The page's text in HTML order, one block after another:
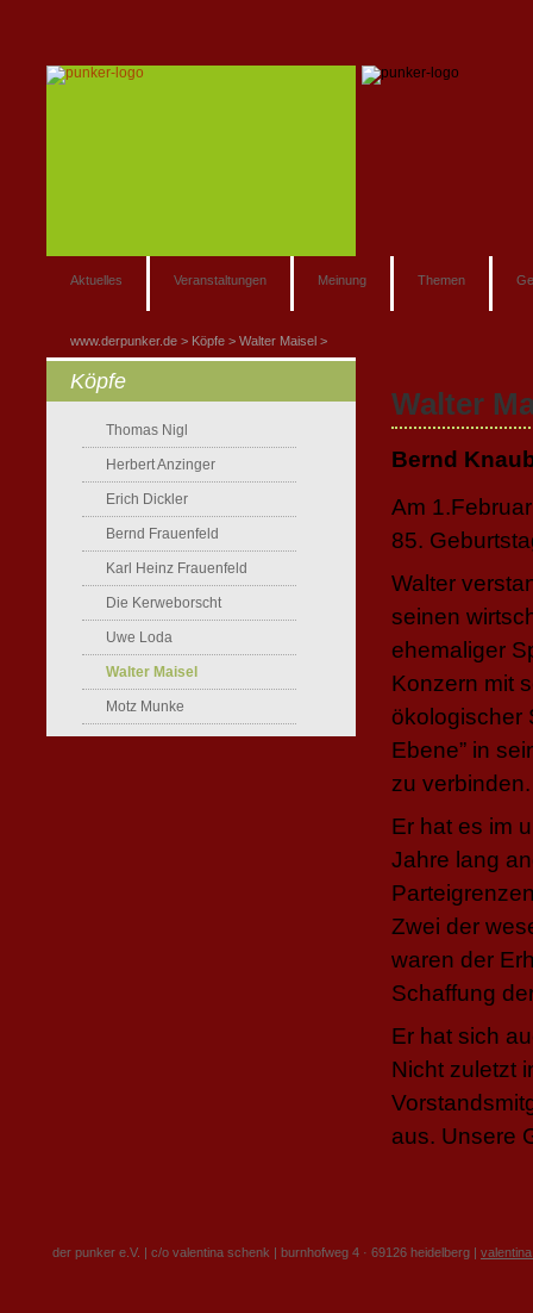
Aktuelles Veranstaltungen Meinung Themen
www.derpunker.de Köpfe Walter Maisel
Walter
Bernd
Am
85.
Walter
seinen
ehemaliger
Konzern mit
ökologischer
Ebene” in
zu verbinden.
Er hat es im
Jahre lang
Zwei der
waren der
Schaffung
Er hat sich
Nicht zuletzt
aus. Unsere
Köpfe
Thomas Nigl
Herbert Anzinger
Erich Dickler
Bernd Frauenfeld
Karl Heinz Frauenfeld
Die Kerweborscht
Uwe Loda
Walter Maisel
Motz Munke
der punker e.V. | c/o valentina schenk | burnhofweg 4 · 69126 heidelberg |